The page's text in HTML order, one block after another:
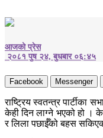
आजको प्रेस
२०८१ पुष २४, बुधबार ०६:४५
Facebook Messenger
राष्ट्रिय स्वतन्त्र
केही दिन लाग्ने भएको हो ।
र लिला पछाईँको बहस